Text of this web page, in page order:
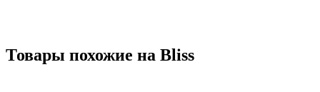
Товары похожие на Bliss